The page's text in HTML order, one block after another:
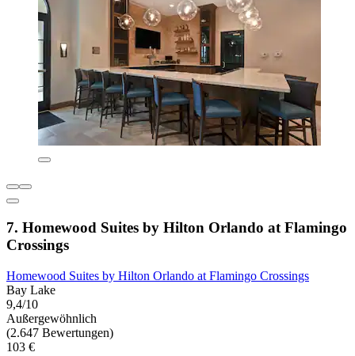
7. Homewood Suites by Hilton Orlando at Flamingo
Crossings
Homewood Suites by Hilton Orlando at Flamingo Crossings
Bay Lake
9,4/10
Außergewöhnlich
(2.647 Bewertungen)
103 €